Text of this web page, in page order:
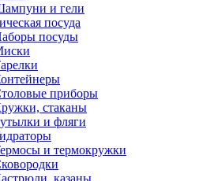
и гели
посуда
посуды
приборы
стаканы
и фляги
и термокружки
казаны